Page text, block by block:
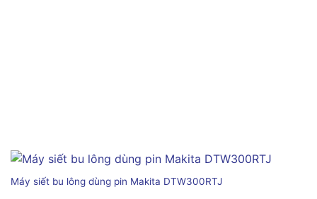
Máy siết bu lông dùng pin Makita DTW300RTJ